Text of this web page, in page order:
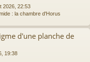
2026, 22:53
: la chambre d'Horus
d'une planche de
19:38